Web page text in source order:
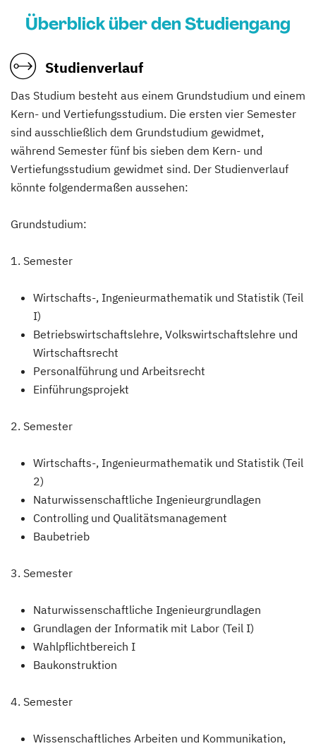
Überblick über den Studiengang
Studienverlauf
Das Studium besteht aus einem Grundstudium und einem
Kern- und Vertiefungsstudium. Die ersten vier Semester
sind ausschließlich dem Grundstudium gewidmet,
während Semester fünf bis sieben dem Kern- und
Vertiefungsstudium gewidmet sind. Der Studienverlauf
könnte folgendermaßen aussehen:
Grundstudium:
1. Semester
Wirtschafts-, Ingenieurmathematik und Statistik (Teil
I)
Betriebswirtschaftslehre, Volkswirtschaftslehre und
Wirtschaftsrecht
Personalführung und Arbeitsrecht
Einführungsprojekt
2. Semester
Wirtschafts-, Ingenieurmathematik und Statistik (Teil
2)
Naturwissenschaftliche Ingenieurgrundlagen
Controlling und Qualitätsmanagement
Baubetrieb
3. Semester
Naturwissenschaftliche Ingenieurgrundlagen
Grundlagen der Informatik mit Labor (Teil I)
Wahlpflichtbereich I
Baukonstruktion
4. Semester
Wissenschaftliches Arbeiten und Kommunikation,